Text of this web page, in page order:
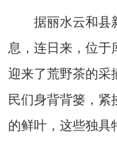
据丽水云和县
息，连日来，位
迎来了荒野茶的采
民们身背背篓，紧
的鲜叶，这些独具